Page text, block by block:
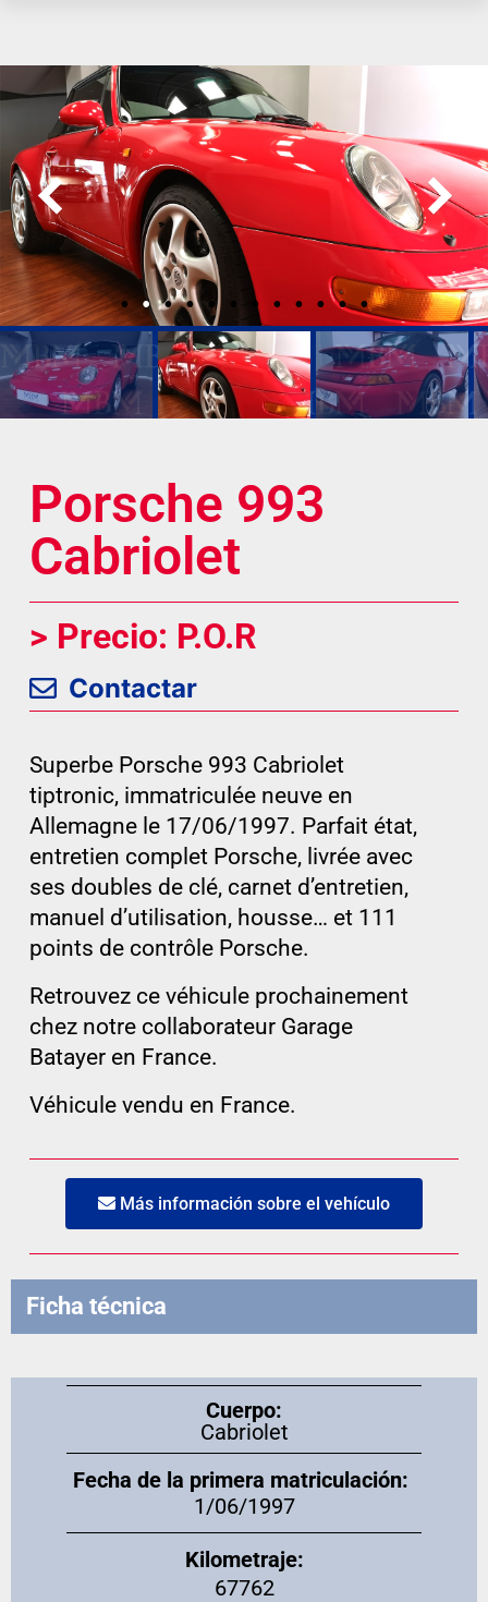
Porsche 993
Cabriolet
> Precio: P.O.R
Contactar
Superbe Porsche 993 Cabriolet
tiptronic, immatriculée neuve en
Allemagne le 17/06/1997. Parfait état,
entretien complet Porsche, livrée avec
ses doubles de clé, carnet d’entretien,
manuel d’utilisation, housse… et 111
points de contrôle Porsche.
Retrouvez ce véhicule prochainement
chez notre collaborateur Garage
Batayer en France.
Véhicule vendu en France.
Más información sobre el vehículo
Ficha técnica
Cuerpo:
Cabriolet
Fecha de la primera matriculación:
1/06/1997
Kilometraje:
67762